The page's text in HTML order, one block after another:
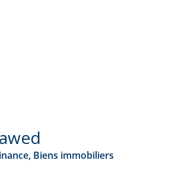
Biens immobiliers